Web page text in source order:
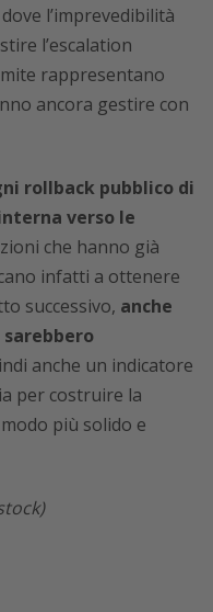
dove l’imprevedibilità
l’escalation
rappresentano
ancora gestire con
rollback pubblico di
verso le
che hanno già
infatti a ottenere
successivo, anche
anche un indicatore
per costruire la
più solido e